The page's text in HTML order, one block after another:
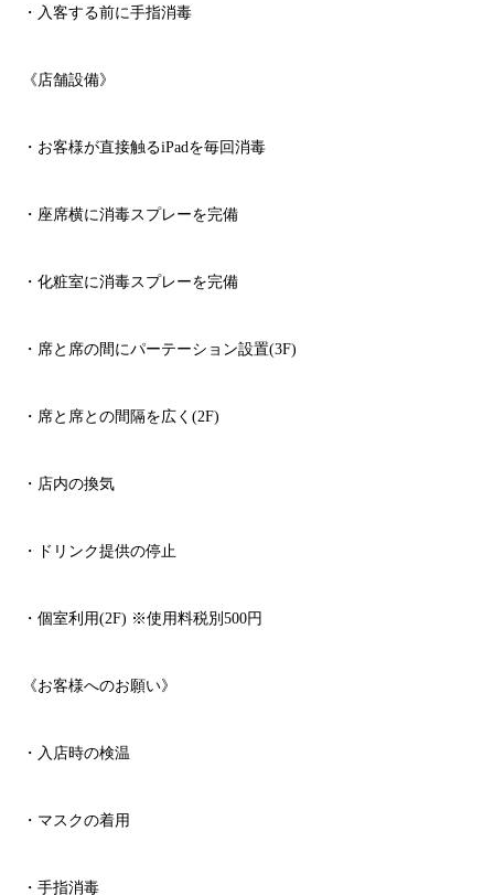
・入客する前に手指消毒
《店舗設備》
・お客様が直接触るiPad を毎回消毒
・座席横に消毒スプレーを完備
・化粧室に消毒スプレーを完備
・席と席の間にパーテーション設置(3F)
・席と席との間隔を広く (2F)
・店内の換気
・ドリンク提供の停止
・個室利用(2F) ※使用料税別 500円
《お客様へのお願い》
・入店時の検温
・マスクの着用
・手指消毒